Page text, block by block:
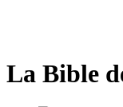
La Bible